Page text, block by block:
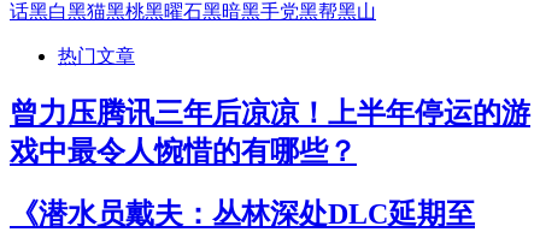
话黑白黑猫黑桃黑曜石黑暗黑手党黑帮黑山
热门文章
曾力压腾讯三年后凉凉！上半年停运的游
戏中最令人惋惜的有哪些？
《潜水员戴夫：丛林深处DLC延期至